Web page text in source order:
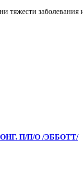
тяжести
П/П/О /ЭББОТТ/